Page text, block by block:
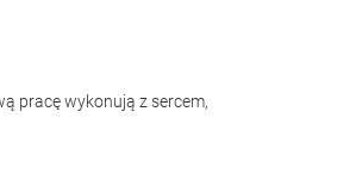
pracę wykonują z sercem,